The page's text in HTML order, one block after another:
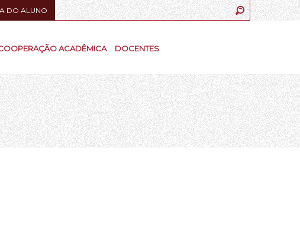
DO ALUNO
ACADÊMICA DOCENTES